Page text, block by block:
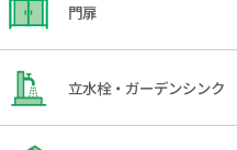
門扉
立水栓・ガーデンシンク